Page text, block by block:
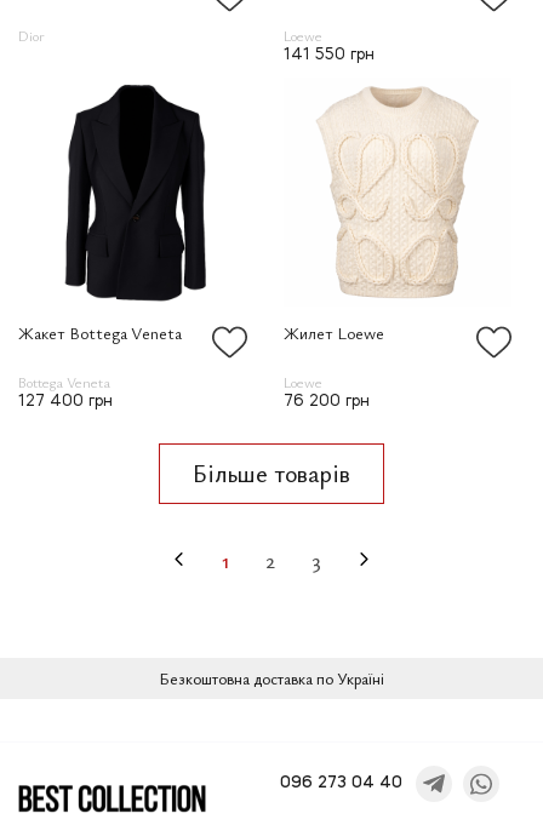
Dior Loewe
141 550 грн
Жакет Bottega Veneta
Bottega Veneta
127 400 грн
Жилет Loewe
Loewe
76 200 грн
Більше товарів
1 2 3
Безкоштовна доставка по Україні
096 273 04 40